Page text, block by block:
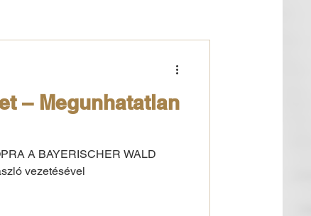
– Megunhatatlan
A BAYERISCHER WALD
vezetésével